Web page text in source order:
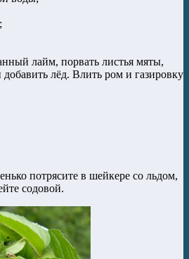
лайм, порвать листья мяты,
лёд. Влить ром и газировку
потрясите в шейкере со льдом,
содовой.